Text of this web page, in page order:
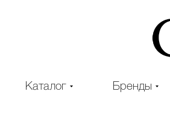
Каталог Бренды